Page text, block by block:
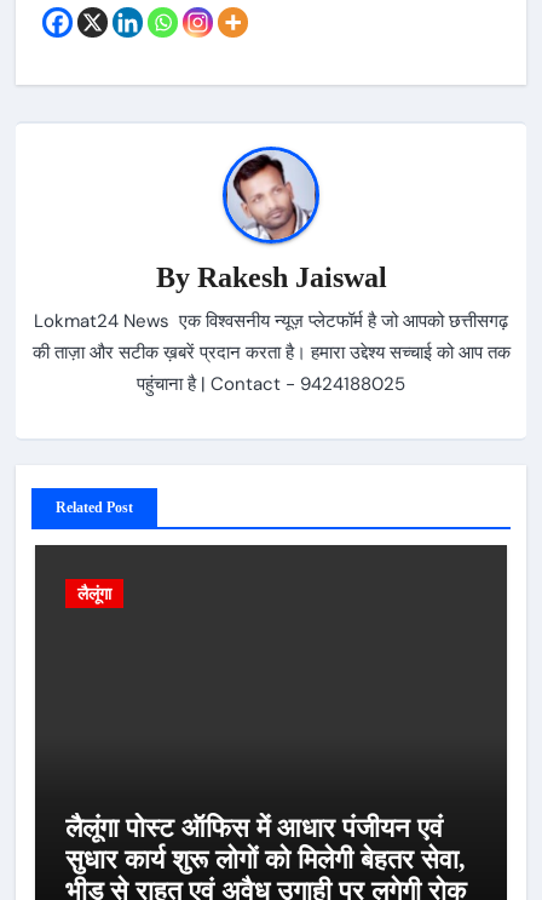
By Rakesh Jaiswal
Lokmat24 News एक विश्वसनीय न्यूज़ प्लेटफॉर्म है जो आपको छत्तीसगढ़
की ताज़ा और सटीक ख़बरें प्रदान करता है। हमारा उद्देश्य सच्चाई को आप तक
पहुंचाना है | Contact - 9424188025
Related Post
लैलूंगा
लैलूंगा पोस्ट ऑफिस में आधार पंजीयन एवं
सुधार कार्य शुरू लोगों को मिलेगी बेहतर सेवा,
भीड़ से राहत एवं अवैध उगाही पर लगेगी रोक